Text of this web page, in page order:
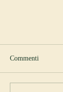
Commenti